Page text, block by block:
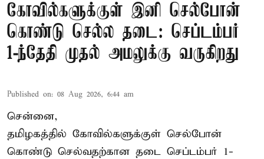
கோவில்களுக்குள் இனி செல்போன்
கொண்டு செல்ல தடை: செப்டம்பர்
1-ந்தேதி முதல் அமலுக்கு வருகிறது
Published on: 08 Aug 2026, 6:44 am
சென்னை,
தமிழகத்தில் கோவில்களுக்குள் செல்போன்
கொண்டு செல்வதற்கான தடை செப்டம்பர் 1-